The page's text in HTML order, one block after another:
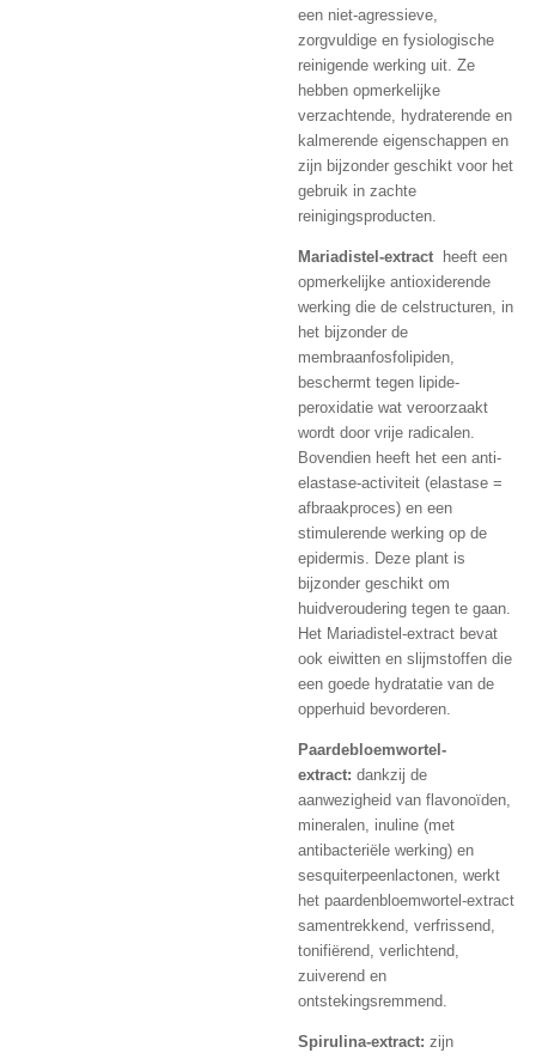
een niet-agressieve,
zorgvuldige en fysiologische
reinigende werking uit. Ze
hebben opmerkelijke
verzachtende, hydraterende en
kalmerende eigenschappen en
zijn bijzonder geschikt voor het
gebruik in zachte
reinigingsproducten.
Mariadistel-extract heeft een
opmerkelijke antioxiderende
werking die de celstructuren, in
het bijzonder de
membraanfosfolipiden,
beschermt tegen lipide-
peroxidatie wat veroorzaakt
wordt door vrije radicalen.
Bovendien heeft het een anti-
elastase-activiteit (elastase =
afbraakproces) en een
stimulerende werking op de
epidermis. Deze plant is
bijzonder geschikt om
huidveroudering tegen te gaan.
Het Mariadistel-extract bevat
ook eiwitten en slijmstoffen die
een goede hydratatie van de
opperhuid bevorderen.
Paardebloemwortel-
extract: dankzij de
aanwezigheid van flavonoïden,
mineralen, inuline (met
antibacteriële werking) en
sesquiterpeenlactonen, werkt
het paardenbloemwortel-extract
samentrekkend, verfrissend,
tonifiërend, verlichtend,
zuiverend en
ontstekingsremmend.
Spirulina-extract: zijn